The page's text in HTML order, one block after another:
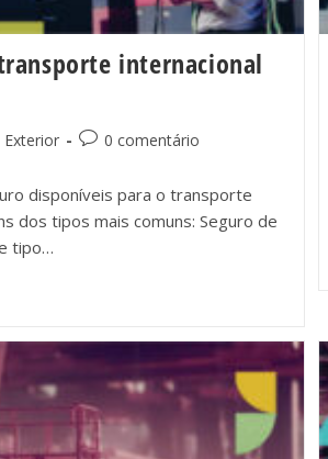
internacional
0 comentário
disponíveis para o transporte
dos tipos mais comuns: Seguro de
tipo…